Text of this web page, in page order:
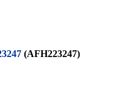
(AFH223247)